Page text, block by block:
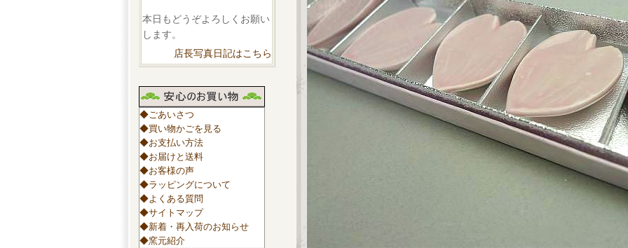
本日もどうぞよろしくお願い
します。
店長写真日記はこちら
◆ごあいさつ
◆買い物かごを見る
◆お支払い方法
◆お届けと送料
◆お客様の声
◆ラッピングについて
◆よくある質問
◆サイトマップ
◆新着・再入荷のお知らせ
◆窯元紹介